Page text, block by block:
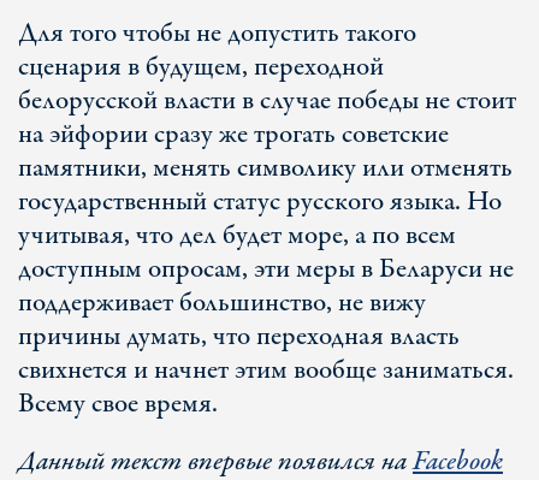
Для того чтобы не допустить такого
сценария в будущем, переходной
белорусской власти в случае победы не стоит
на эйфории сразу же трогать советские
памятники, менять символику или отменять
государственный статус русского языка. Но
учитывая, что дел будет море, а по всем
доступным опросам, эти меры в Беларуси не
поддерживает большинство, не вижу
причины думать, что переходная власть
свихнется и начнет этим вообще заниматься.
Всему свое время.
Данный текст впервые появился наFacebook